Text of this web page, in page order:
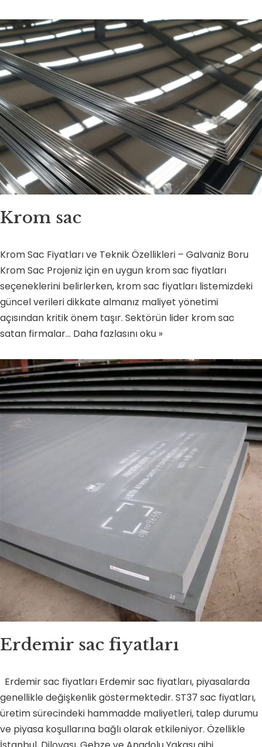
Krom sac
Krom Sac Fiyatları ve Teknik Özellikleri – Galvaniz Boru
Krom Sac Projeniz için en uygun krom sac fiyatları
seçeneklerini belirlerken, krom sac fiyatları listemizdeki
güncel verileri dikkate almanız maliyet yönetimi
açısından kritik önem taşır. Sektörün lider krom sac
satan firmalar… Daha fazlasını oku »
Erdemir sac fiyatları
Erdemir sac fiyatları Erdemir sac fiyatları, piyasalarda
genellikle değişkenlik göstermektedir. ST37 sac fiyatları,
üretim sürecindeki hammadde maliyetleri, talep durumu
ve piyasa koşullarına bağlı olarak etkileniyor. Özellikle